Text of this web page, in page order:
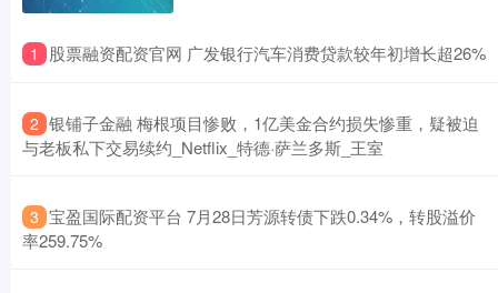
1 ​股票融资配资官网 广发银行汽车消费贷款较年初增长超26%
2 ​银铺子金融 梅根项目惨败，1亿美金合约损失惨重，疑被迫
与老板私下交易续约_Netflix_特德·萨兰多斯_王室
3 ​宝盈国际配资平台 7月28日芳源转债下跌0.34%，转股溢价
率259.75%